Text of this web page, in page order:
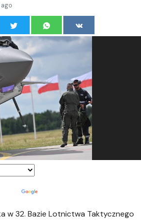
w 32. Bazie Lotnictwa Taktycznego